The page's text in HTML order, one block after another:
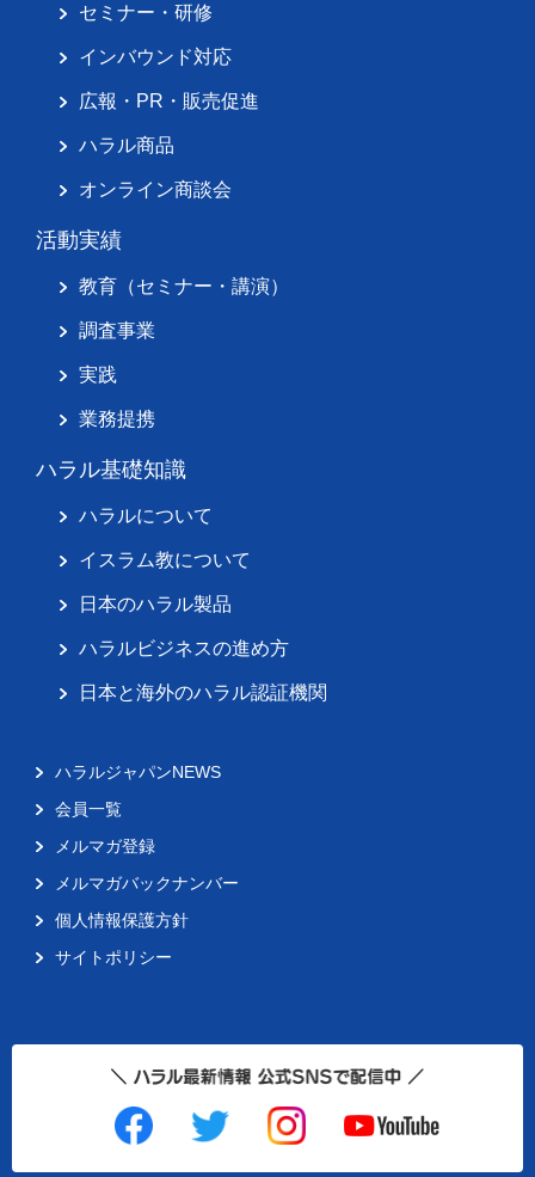
セミナー・研修
インバウンド対応
広報・PR・販売促進
ハラル商品
オンライン商談会
活動実績
教育（セミナー・講演）
調査事業
実践
業務提携
ハラル基礎知識
ハラルについて
イスラム教について
日本のハラル製品
ハラルビジネスの進め方
日本と海外のハラル認証機関
ハラルジャパンNEWS
会員一覧
メルマガ登録
メルマガバックナンバー
個人情報保護方針
サイトポリシー